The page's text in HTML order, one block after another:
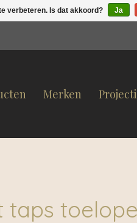
Merken
verbeteren. Is dat akkoord? Ja